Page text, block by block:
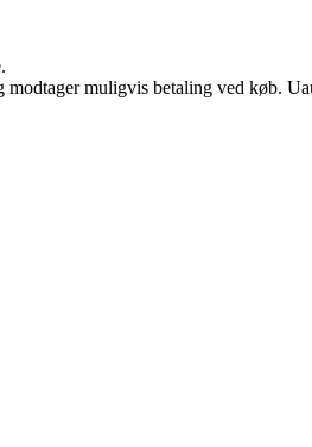
muligvis betaling ved køb.